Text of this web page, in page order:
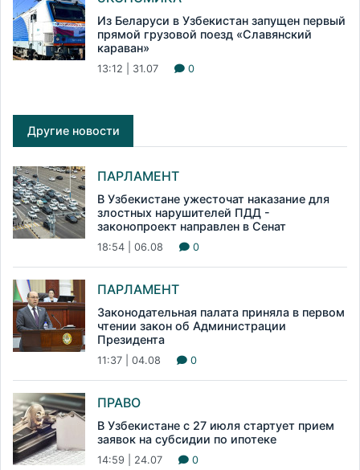
Из Беларуси в Узбекистан запущен первый
прямой грузовой поезд «Славянский
караван»
13:12 | 31.07 0
Другие новости
ПАРЛАМЕНТ
В Узбекистане ужесточат наказание для
злостных нарушителей ПДД -
законопроект направлен в Сенат
18:54 | 06.08 0
ПАРЛАМЕНТ
Законодательная палата приняла в первом
чтении закон об Администрации
Президента
11:37 | 04.08 0
ПРАВО
В Узбекистане с 27 июля стартует прием
заявок на субсидии по ипотеке
14:59 | 24.07 0